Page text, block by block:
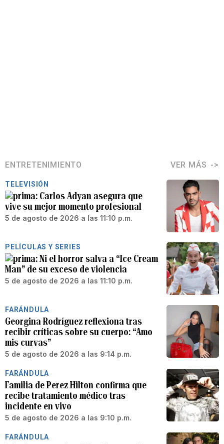
ENTRETENIMIENTO VER MÁS
TELEVISIÓN
Carlos Adyan asegura que
vive su mejor momento profesional
5 de agosto de 2026 a las 11:10 p.m.
PELÍCULAS Y SERIES
Ni el horror salva a “Ice Cream
Man” de su exceso de violencia
5 de agosto de 2026 a las 11:10 p.m.
FARÁNDULA
Georgina Rodríguez reflexiona tras
recibir críticas sobre su cuerpo: “Amo
mis curvas”
5 de agosto de 2026 a las 9:14 p.m.
FARÁNDULA
Familia de Perez Hilton confirma que
recibe tratamiento médico tras
incidente en vivo
5 de agosto de 2026 a las 9:10 p.m.
FARÁNDULA